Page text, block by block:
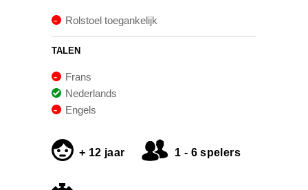
Rolstoel toegankelijk
TALEN
Frans
Nederlands
Engels
+ 12 jaar 1 - 6 spelers